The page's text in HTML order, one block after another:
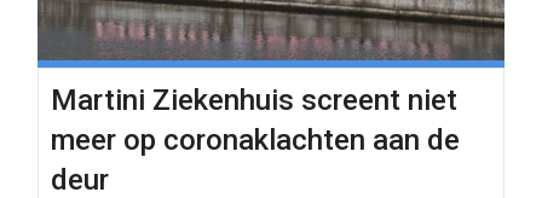
Martini Ziekenhuis screent niet
meer op coronaklachten aan de
deur